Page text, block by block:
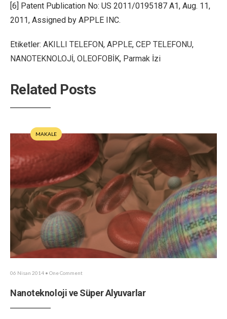
[6] Patent Publication No: US 2011/0195187 A1, Aug. 11,
2011, Assigned by APPLE INC.
Etiketler: AKILLI TELEFON, APPLE, CEP TELEFONU,
NANOTEKNOLOJİ, OLEOFOBİK, Parmak İzi
Related Posts
MAKALE
06 Nisan 2014 • One Comment
Nanoteknoloji ve Süper Alyuvarlar